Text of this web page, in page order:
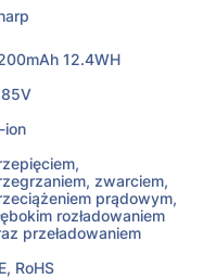
12.4WH
ion
zwarciem,
prądowym,
rozładowaniem
przeładowaniem
RoHS